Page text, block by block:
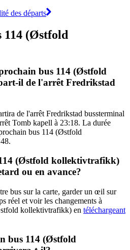
des départs
114 (Østfold
bus 114 (Østfold
il de l'arrêt Fredrikstad
de l'arrêt Fredrikstad bussterminal
Tomb kapell à 23:18. La durée
bus 114 (Østfold
114 (Østfold kollektivtrafikk)
ou en avance?
bus sur la carte, garder un œil sur
réel et voir les changements à
kollektivtrafikk) en téléchargeant
bus 114 (Østfold